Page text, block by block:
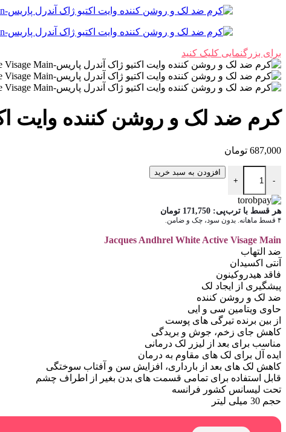
برای بزرگنمایی کلیک کنید
کرم ضد لک و روشن کننده وایت
687,000 تومان
-
کرم ضد لک و روشن کننده وایت اکتیو ژاک آندرل پاریس عدد
+
افزودن به سبد خرید
هر قسط با ترب‌پی: 171,750 تومان
۴ قسط ماهانه. بدون سود، چک و ضامن.
Jacques Andhrel White Active Visage Main
ضد التهاب
آنتی اکسیدان
فاقد هیدروکینون
پیشگیری از ایجاد لک
ضد لک و روشن کننده
حاوی ویتامین سی و ایی
از بین برنده تیرگی های پوست
کاهش جای زخم، جوش و بریدگی
مناسب برای بعد از لیزر لک درمانی
ایده آل برای لک های مقاوم به درمان
کاهش لک های بعد از بارداری، افزایش سن و آفتاب سوختگی
قابل استفاده برای تمامی قسمت های بدن بغیر از اطراف چشم
تحت لیسانس کشور فرانسه
حجم 30 میلی لیتر